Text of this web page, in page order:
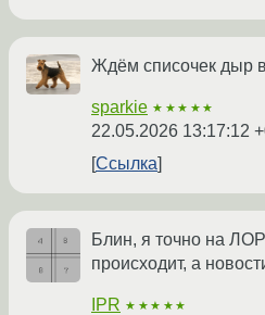
Ждём списочек дыр
sparkie ★★★★★
22.05.2026 13:17:12
Ссылка
Блин, я точно на
происходит, а
IPR ★★★★★